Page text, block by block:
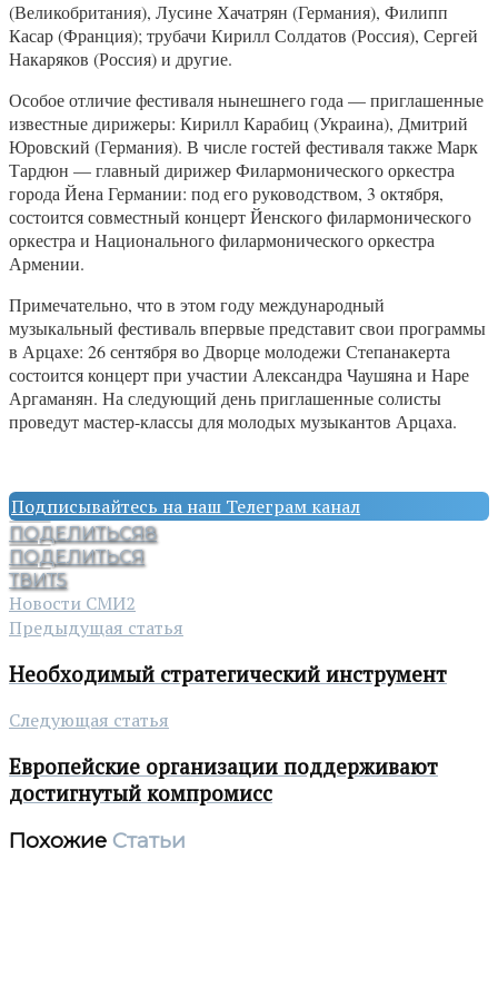
(Великобритания), Лусине Хачатрян (Германия), Филипп
Касар (Франция); трубачи Кирилл Солдатов (Россия), Сергей
Накаряков (Россия) и другие.
Особое отличие фестиваля нынешнего года — приглашенные
известные дирижеры: Кирилл Карабиц (Украина), Дмитрий
Юровский (Германия). В числе гостей фестиваля также Марк
Тардюн — главный дирижер Филармонического оркестра
города Йена Германии: под его руководством, 3 октября,
состоится совместный концерт Йенского филармонического
оркестра и Национального филармонического оркестра
Армении.
Примечательно, что в этом году международный
музыкальный фестиваль впервые представит свои программы
в Арцахе: 26 сентября во Дворце молодежи Степанакерта
состоится концерт при участии Александра Чаушяна и Наре
Аргаманян. На следующий день приглашенные солисты
проведут мастер-классы для молодых музыкантов Арцаха.
Подписывайтесь на наш Телеграм канал
ПОДЕЛИТЬСЯ8
ПОДЕЛИТЬСЯ
ТВИТ5
Новости СМИ2
Предыдущая статья
Необходимый стратегический инструмент
Следующая статья
Европейские организации поддерживают
достигнутый компромисс
Похожие Статьи